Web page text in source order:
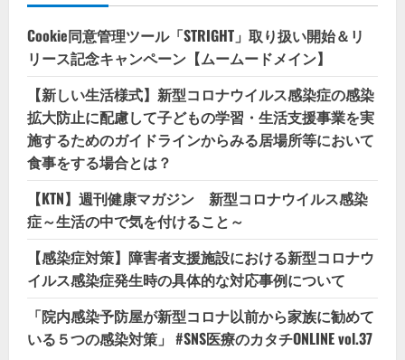
Cookie同意管理ツール「STRIGHT」取り扱い開始＆リ
リース記念キャンペーン【ムームードメイン】
【新しい生活様式】新型コロナウイルス感染症の感染
拡大防止に配慮して子どもの学習・生活支援事業を実
施するためのガイドラインからみる居場所等において
食事をする場合とは？
【KTN】週刊健康マガジン 新型コロナウイルス感染
症～生活の中で気を付けること～
【感染症対策】障害者支援施設における新型コロナウ
イルス感染症発生時の具体的な対応事例について
「院内感染予防屋が新型コロナ以前から家族に勧めて
いる５つの感染対策」 #SNS医療のカタチONLINE vol.37